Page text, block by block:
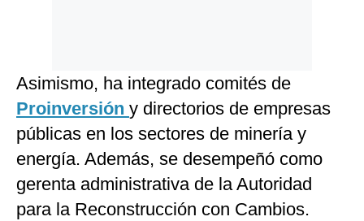
Asimismo, ha integrado comités de
Proinversión y directorios de empresas
públicas en los sectores de minería y
energía. Además, se desempeñó como
gerenta administrativa de la Autoridad
para la Reconstrucción con Cambios.